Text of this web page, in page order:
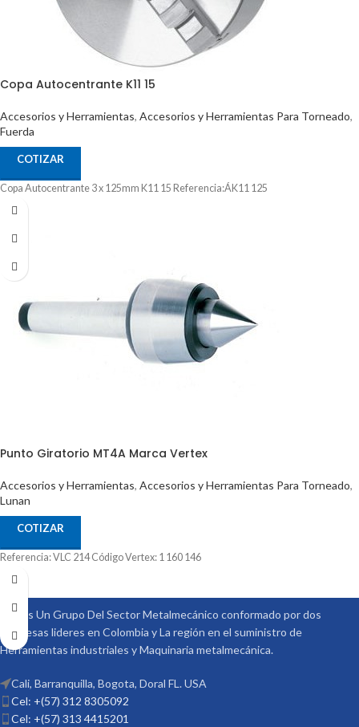
Copa Autocentrante K11 15
Accesorios y Herramientas, Accesorios y Herramientas Para Torneado,
Fuerda
COTIZAR
Copa Autocentrante 3 x 125mm K11 15 Referencia:ÁK11 125
Punto Giratorio MT4A Marca Vertex
Accesorios y Herramientas, Accesorios y Herramientas Para Torneado,
Lunan
COTIZAR
Referencia: VLC 214 Código Vertex: 1 160 146
Somos Un Grupo Del Sector Metalmecánico conformado por dos
empresas lideres en Colombia y La región en el suministro de
Herramientas industriales y Maquinaria metalmecánica.
Cali, Barranquilla, Bogota, Doral FL. USA
Cel: +(57) 312 8305092
Cel: +(57) 313 4415201